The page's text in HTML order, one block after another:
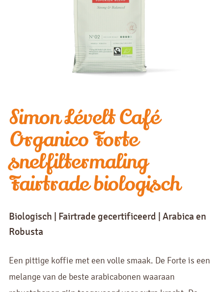
Simon Lévelt Café
Organico Forte
snelfiltermaling
Fairtrade biologisch
Biologisch | Fairtrade gecertificeerd | Arabica en
Robusta
Een pittige koffie met een volle smaak. De Forte is een
melange van de beste arabicabonen waaraan